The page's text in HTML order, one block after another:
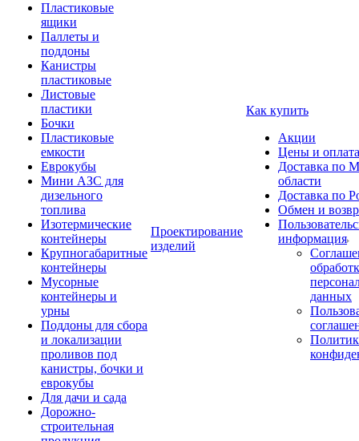
Пластиковые
ящики
Паллеты и
поддоны
Канистры
пластиковые
Листовые
пластики
Бочки
Пластиковые
емкости
Еврокубы
Мини АЗС для
дизельного
топлива
Изотермические
контейнеры
Крупногабаритные
контейнеры
Мусорные
контейнеры и
урны
Поддоны для сбора
и локализации
проливов под
канистры, бочки и
еврокубы
Для дачи и сада
Дорожно-
строительная
Проектирование
изделий
Как купить
Акции
Цены и оплата
Доставка по
области
Доставка по
Обмен и
информация
данных